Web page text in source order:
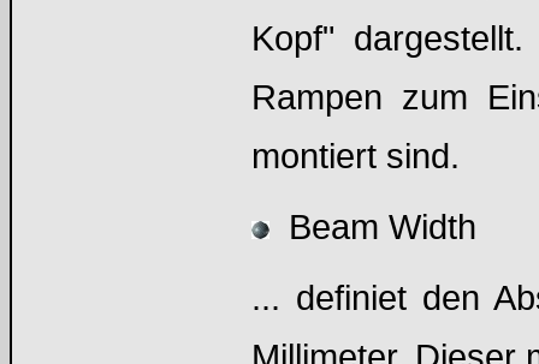
Kopf"
Rampen zum
montiert sind.
Beam Width
... definiet den